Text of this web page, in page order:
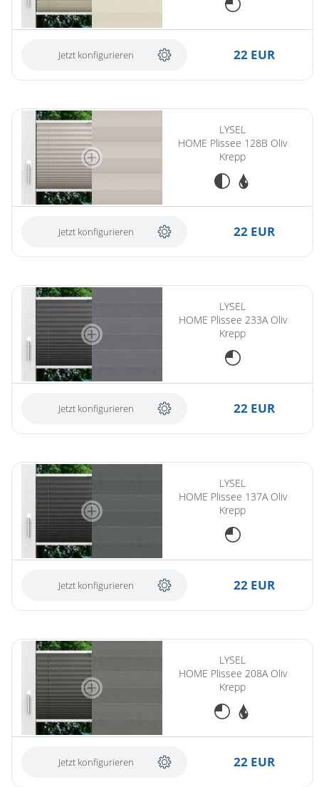
Jetzt konfigurieren 22 EUR
LYSEL
HOME Plissee 128B Oliv
Krepp
Jetzt konfigurieren 22 EUR
LYSEL
HOME Plissee 233A Oliv
Krepp
Jetzt konfigurieren 22 EUR
LYSEL
HOME Plissee 137A Oliv
Krepp
Jetzt konfigurieren 22 EUR
LYSEL
HOME Plissee 208A Oliv
Krepp
Jetzt konfigurieren 22 EUR